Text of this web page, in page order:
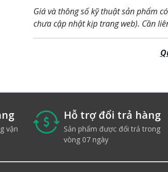
Giá và thông số kỹ thuật sản phẩm
chưa cập nhật kịp trang web). Cần
vận
Hỗ trợ đổi trả hàng
Sản phẩm được đổi trả trong
vòng 07 ngày